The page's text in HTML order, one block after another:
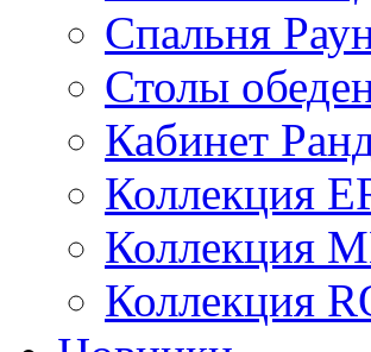
Спальня
Столы
Кабинет
Коллекция
Коллекция
Коллекция